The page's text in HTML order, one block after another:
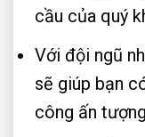
cầu của quý
Với đội ngũ
sẽ giúp bạn
công ấn